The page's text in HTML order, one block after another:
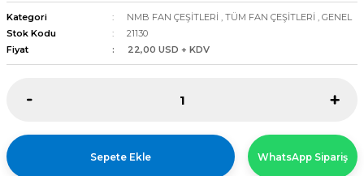
FANLAR
FANLAR
Kategori NMB FAN ÇEŞİTLERİ , TÜM FAN ÇEŞİTLERİ , GENEL
Stok Kodu
21130
Fiyat
22,00 USD + KDV
Sepete Ekle WhatsApp Sipariş